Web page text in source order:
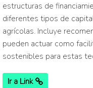
estructuras de
diferentes tipos de
agrícolas. Incluye
pueden actuar como
sostenibles para estas
Ir a Link